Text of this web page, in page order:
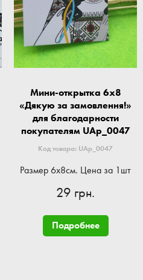
Мини-открытка 6x8
«Дякую за замовлення!»
для благодарности
покупателям UAp_0047
Код товара: UAp_0047
Размер 6x8см. Цена за 1шт
29 грн.
Подробнее